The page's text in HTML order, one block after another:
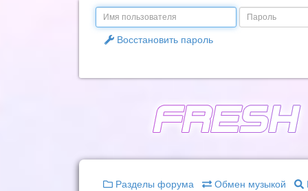
Email
Пароль
Восстановить пароль
Разделы форума Обмен музыкой